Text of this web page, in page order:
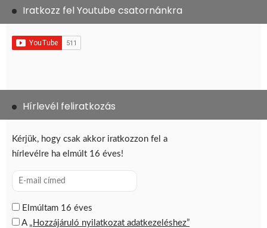
Iratkozz fel Youtube csatornánkra
Hírlevél feliratkozás